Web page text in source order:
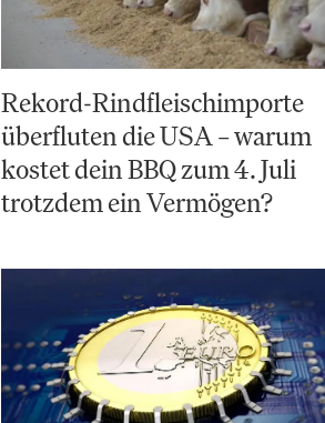
Rekord-Rindfleischimporte
überfluten die USA – warum
kostet dein BBQ zum 4. Juli
trotzdem ein Vermögen?